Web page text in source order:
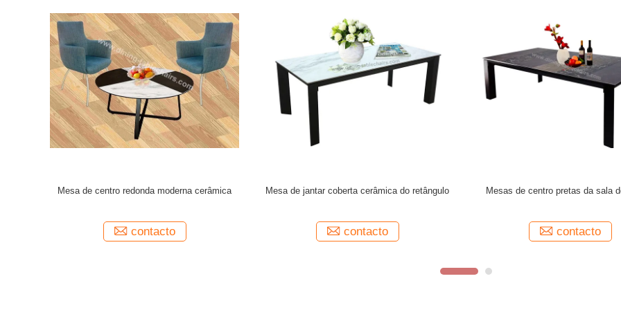
Tabelas de café de design moderno
contacto
O conjunto artístico das mesas de centro da
contacto
Largura de vidro artística das
contacto